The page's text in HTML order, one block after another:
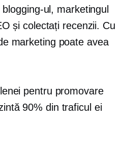
ul, marketingul
și colectați recenzii. Cu
marketing poate avea
pentru promovare
90% din traficul ei